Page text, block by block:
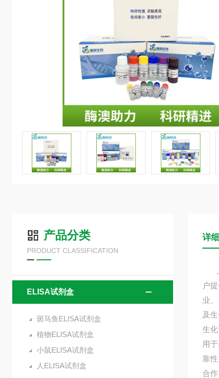
产品分类
PRODUCT CLASSIFICATION
ELISA试剂盒
斑马鱼ELISA试剂盒
植物ELISA试剂盒
小鼠ELISA试剂盒
人ELISA试剂盒
详
户
业
及
生
用
靠
合